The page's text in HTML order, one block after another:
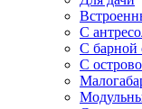
С
С барной
С